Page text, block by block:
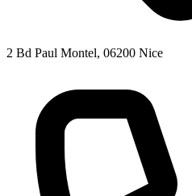
2 Bd Paul Montel, 06200 Nice